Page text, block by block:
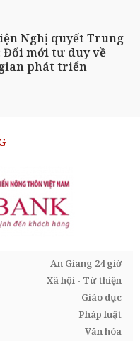
Nghị quyết Trung
Đổi mới tư duy về
phát triển
An Giang 24 giờ
Xã hội - Từ thiện
Giáo dục
Pháp luật
Văn hóa